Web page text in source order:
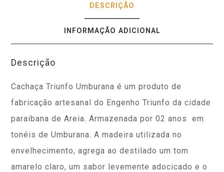
DESCRIÇÃO
INFORMAÇÃO ADICIONAL
Descrição
Cachaça Triunfo Umburana é um produto de
fabricaçãoartesanaldo Engenho Triunfo da cidade
paraibana de Areia .Armazenada por 02 anos em
tonéis de Umburana. A madeira utilizada no
envelhecimento, agrega ao destilado um tom
amarelo claro, um sabor levemente adocicado e o